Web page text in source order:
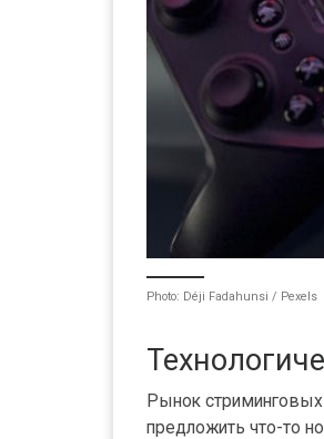
Photo: Déji Fadahunsi / Pexels
Рынок стриминговых
предложить что-то